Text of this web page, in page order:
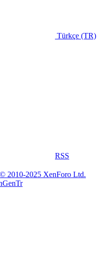
Türkçe (TR)
RSS
© 2010-2025 XenForo Ltd.